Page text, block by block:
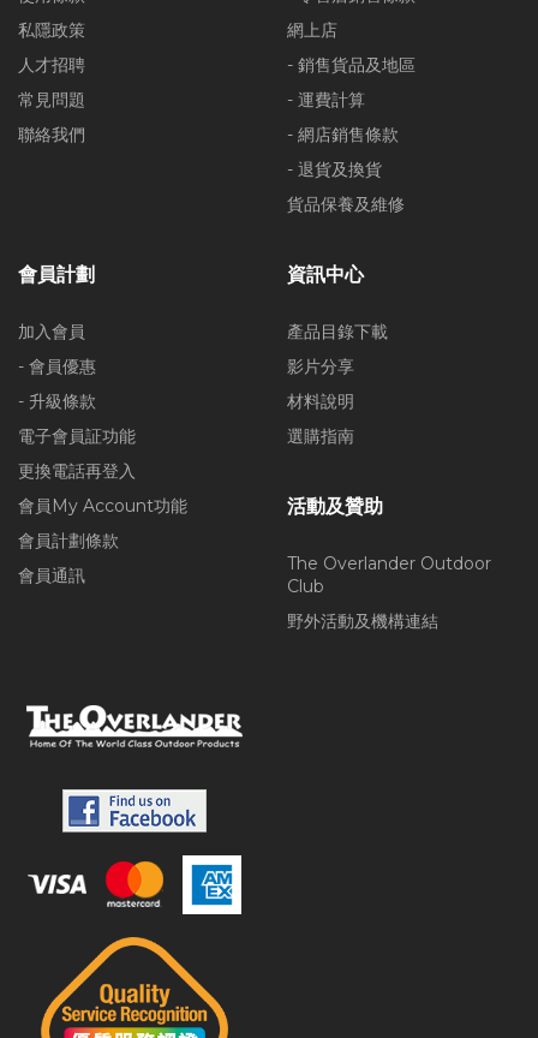
私隱政策
人才招聘
常見問題
聯絡我們
網上店
- 銷售貨品及地區
- 運費計算
- 網店銷售條款
- 退貨及換貨
貨品保養及維修
會員計劃
加入會員
- 會員優惠
- 升級條款
電子會員証功能
更換電話再登入
會員My Account功能
會員計劃條款
會員通訊
資訊中心
產品目錄下載
影片分享
材料說明
選購指南
活動及贊助
The Overlander Outdoor
Club
野外活動及機構連結